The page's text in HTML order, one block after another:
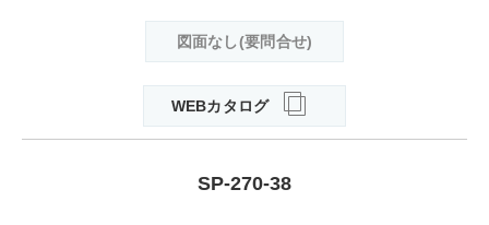
図面なし(要問合せ)
WEBカタログ
SP-270-38